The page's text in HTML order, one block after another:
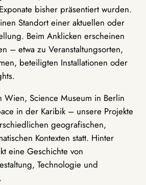
bisher präsentiert wurden.
Standort einer aktuellen oder
Beim Anklicken erscheinen
– etwa zu Veranstaltungsorten,
beteiligten Installationen oder
Wien, Science Museum in Berlin
in der Karibik – unsere Projekte
geografischen,
Kontexten statt. Hinter
eine Geschichte von
Technologie und